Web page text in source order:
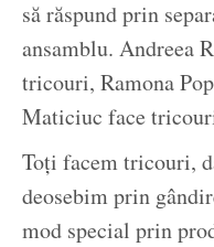
să răspund prin
ansamblu. Andreea
tricouri, Ramona
Maticiuc face
Toți facem tricouri,
deosebim prin
mod special prin